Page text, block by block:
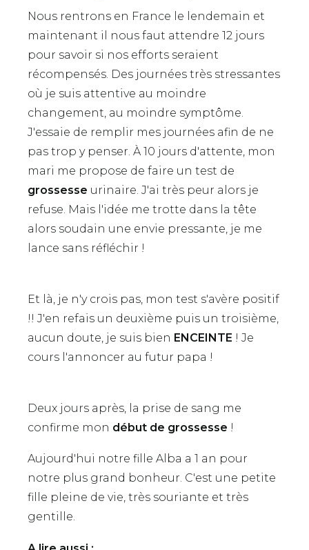
Nous rentrons en France le lendemain et
maintenant il nous faut attendre 12 jours
pour savoir si nos efforts seraient
récompensés. Des journées très stressantes
où je suis attentive au moindre
changement, au moindre symptôme.
J'essaie de remplir mes journées afin de ne
pas trop y penser. À 10 jours d'attente, mon
mari me propose de faire un test de
grossesse urinaire. J'ai très peur alors je
refuse. Mais l'idée me trotte dans la tête
alors soudain une envie pressante, je me
lance sans réfléchir !
Et là, je n'y crois pas, mon test s'avère positif
!! J'en refais un deuxième puis un troisième,
aucun doute, je suis bien ENCEINTE ! Je
cours l'annoncer au futur papa !
Deux jours après, la prise de sang me
confirme mon début de grossesse !
Aujourd'hui notre fille Alba a 1 an pour
notre plus grand bonheur. C'est une petite
fille pleine de vie, très souriante et très
gentille.